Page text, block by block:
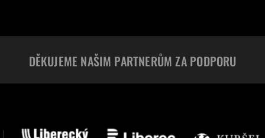
DĚKUJEME NAŠIM PARTNERŮM ZA PODPORU